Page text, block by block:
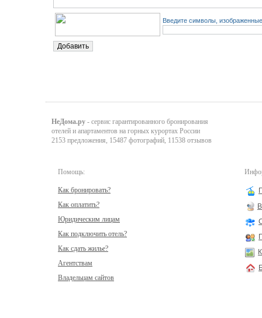
Введите символы,
НеДома.ру - сервис гарантированного бронирования
отелей и апартаментов на горных курортах России
2153 предложения, 15487 фотографий, 11538 отзывов
Помощь:
Как бронировать?
Как оплатить?
Юридическим лицам
Как подключить отель?
Как сдать жилье?
Агентствам
Владельцам сайтов